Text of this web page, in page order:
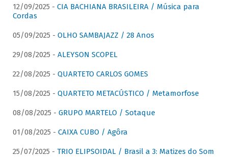
12/09/2025 - CIA BACHIANA BRASILEIRA / Música para
Cordas
05/09/2025 - OLHO SAMBAJAZZ / 28 Anos
29/08/2025 - ALEYSON SCOPEL
22/08/2025 - QUARTETO CARLOS GOMES
15/08/2025 - QUARTETO METACÚSTICO / Metamorfose
08/08/2025 - GRUPO MARTELO / Sotaque
01/08/2025 - CAIXA CUBO / Agôra
25/07/2025 - TRIO ELIPSOIDAL / Brasil a 3: Matizes do Som